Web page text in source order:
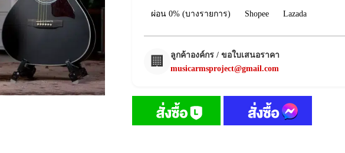
ผ่อน 0% (บางรายการ) Shopee Lazada
🏢
ลูกค้าองค์กร / ขอใบเสนอราคา
musicarmsproject@gmail.com